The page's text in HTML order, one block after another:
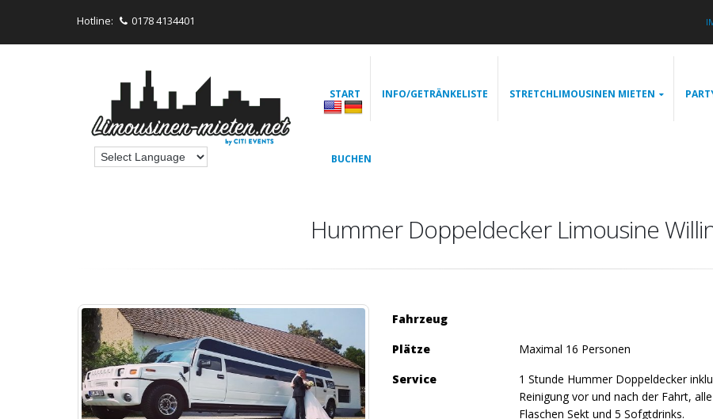
Hotline: 0178 4134401
START INFO/GETRÄNKELISTE STRETCHLIMOUSINEN MIETEN
BUCHEN
Hummer Doppeldecker Limousine
Fahrzeug
Plätze
Maximal 16 Personen
Service
1 Stunde Hummer Doppeldecker
Reinigung vor und nach der Fahrt,
Flaschen Sekt und 5 Sofgtdrinks.